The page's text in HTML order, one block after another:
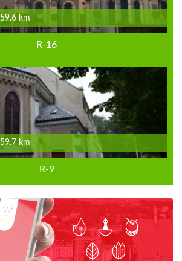
59.6 km
R-16
59.7 km
R-9